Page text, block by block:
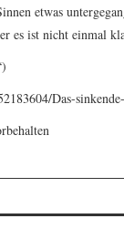
etwas
es ist nicht einmal
Das-